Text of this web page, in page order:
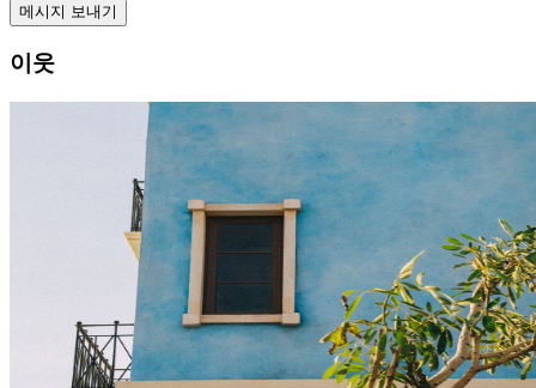
메시지 보내기
이웃